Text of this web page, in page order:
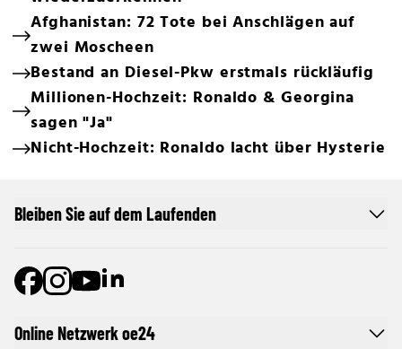
Afghanistan: 72 Tote bei Anschlägen auf
zwei Moscheen
Bestand an Diesel-Pkw erstmals rückläufig
Millionen-Hochzeit: Ronaldo & Georgina
sagen "Ja"
Nicht-Hochzeit: Ronaldo lacht über Hysterie
Online Netzwerk oe24
Bleiben Sie auf dem Laufenden